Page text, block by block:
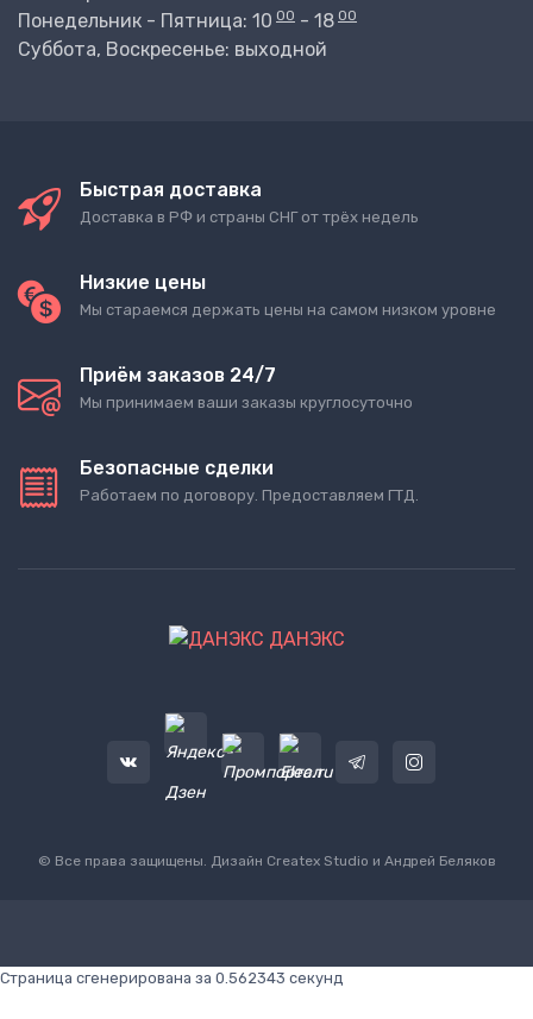
Понедельник - Пятница: 10 00 - 18 00
Суббота, Воскресенье: выходной
Быстрая доставка
Доставка в РФ и страны СНГ от трёх недель
Низкие цены
Мы стараемся держать цены на самом низком уровне
Приём заказов 24/7
Мы принимаем ваши заказы круглосуточно
Безопасные сделки
Работаем по договору. Предоставляем ГТД.
ДАНЭКС
© Все права защищены. Дизайн Createx Studio и Андрей Беляков
Страница сгенерирована за 0.562343 секунд